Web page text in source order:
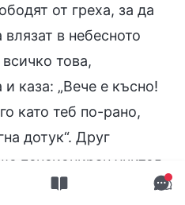
от греха, за да
в небесното
това,
каза: „Вече е късно!
като теб по-рано,
дотук“. Друг
пенсиониран учител,
„И преди съм